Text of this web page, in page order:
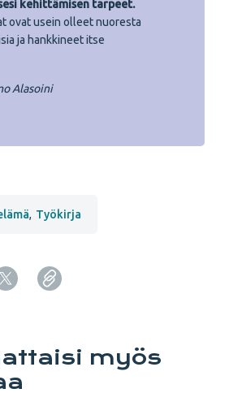
kehittämisen tarpeet.
ovat usein olleet nuoresta
ja hankkineet itse
Alasoini
, Työkirja
myös